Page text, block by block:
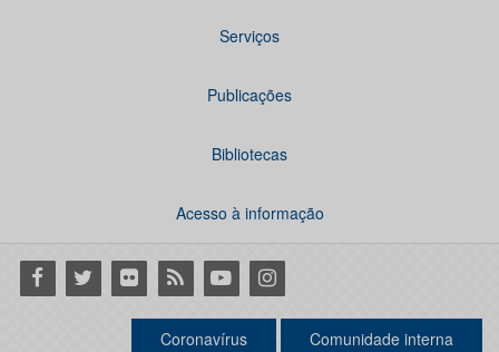
Serviços
Publicações
Bibliotecas
Acesso à informação
Facebook
Twitter Flickr RSS YoutubeInstagram
Coronavírus Comunidade interna